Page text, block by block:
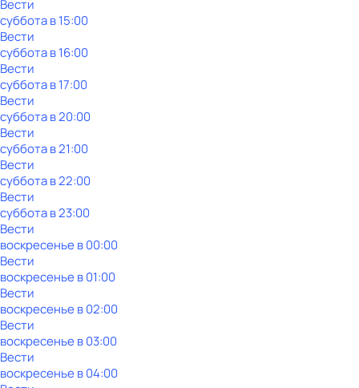
Вести
субботав15:00
Вести
субботав16:00
Вести
субботав17:00
Вести
субботав20:00
Вести
субботав21:00
Вести
субботав22:00
Вести
субботав23:00
Вести
воскресенье в00:00
Вести
воскресенье в01:00
Вести
воскресенье в02:00
Вести
воскресенье в03:00
Вести
воскресенье в04:00